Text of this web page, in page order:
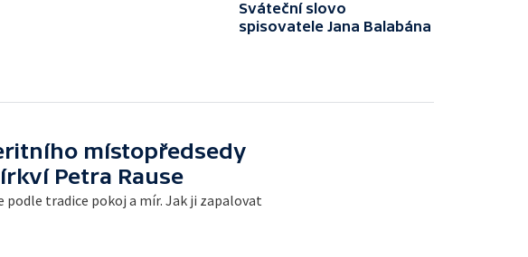
Sváteční slovo
spisovatele Jana Balabána
místopředsedy
Petra Rause
tradice pokoj a mír. Jak ji zapalovat